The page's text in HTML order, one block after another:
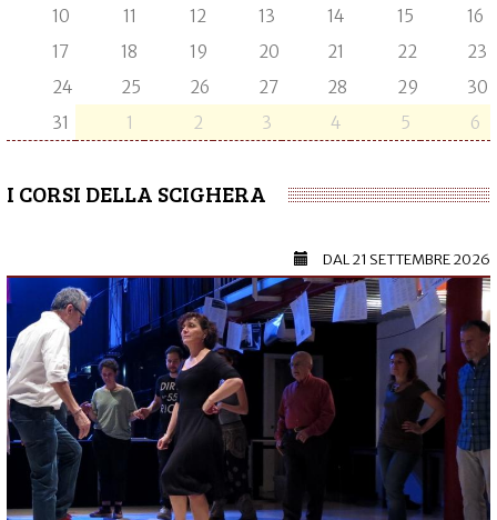
10 11 12 13 14 15
16
17
18 19 20 21 22
23
24
25 26 27 28 29
30
31
1 2 3 4 5 6
I CORSI DELLA SCIGHERA
DAL21 SETTEMBRE 2026